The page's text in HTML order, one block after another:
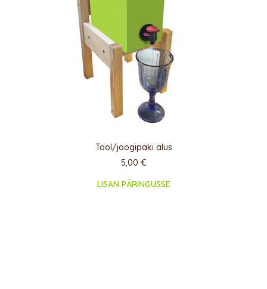
Tool/joogipaki alus
5,00 €
LISAN PÄRINGUSSE